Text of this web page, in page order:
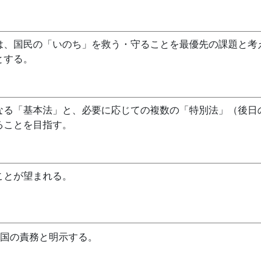
国民の「いのち」を救う・守ることを最優先の課題と
る。
「基本法」と、必要に応じての複数の「特別法」（後
とを目指す。
が望まれる。
の責務と明示する。